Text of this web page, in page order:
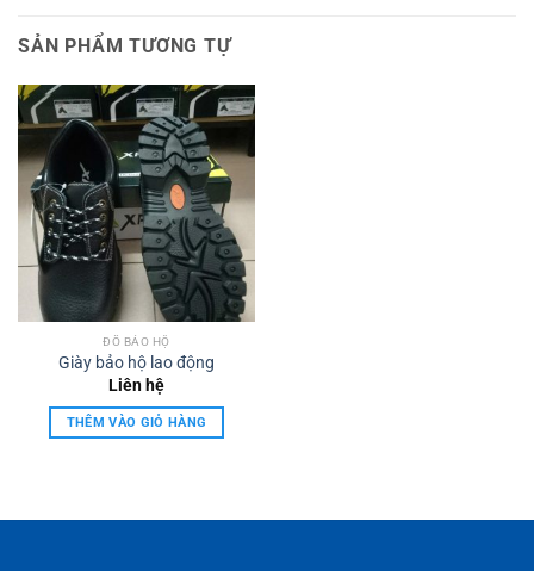
SẢN PHẨM TƯƠNG TỰ
ĐỒ BẢO HỘ
Giày bảo hộ lao động
Liên hệ
THÊM VÀO GIỎ HÀNG